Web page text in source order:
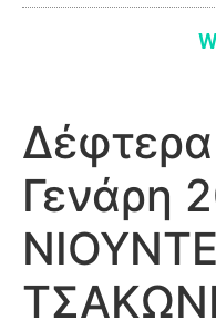
Γενάρη
ΝΙΟΥΝΤΕ